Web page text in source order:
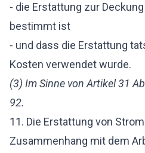
- die Erstattung zur
bestimmt ist
- und dass die Erstattung
Kosten verwendet wurde.
(3) Im Sinne von Artikel 31
92.
11. Die Erstattung von
Zusammenhang mit dem